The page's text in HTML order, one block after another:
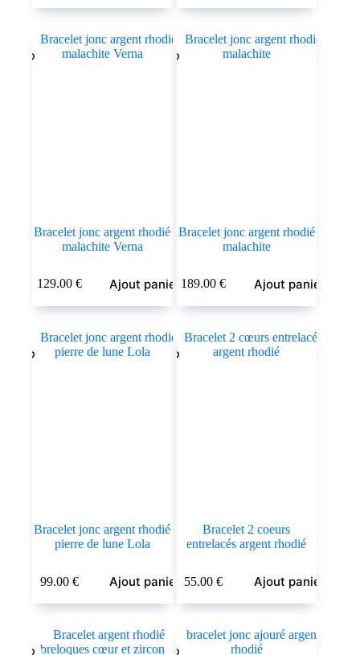
Bracelet jonc argent rhodié
malachite Verna
129.00 € Ajout panier
Bracelet jonc argent rhodié
malachite
189.00€ Ajout panier
Bracelet jonc argent rhodié
pierre de lune Lola
99.00 € Ajout panier
Bracelet 2 coeurs
entrelacés argent rhodié
55.00€ Ajout panier